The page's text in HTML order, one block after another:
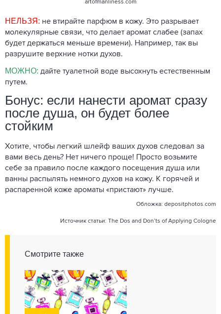
artofmanliness.com
НЕЛЬЗЯ: не втирайте парфюм в кожу. Это разрывает
молекулярные связи, что делает аромат слабее (запах
будет держаться меньше времени). Например, так вы
разрушите верхние нотки духов.
МОЖНО: дайте туалетной воде высохнуть естественным
путем.
Бонус: если нанести аромат сразу
после душа, он будет более
стойким
Хотите, чтобы легкий шлейф ваших духов следовал за
вами весь день? Нет ничего проще! Просто возьмите
себе за правило после каждого посещения душа или
ванны распылять немного духов на кожу. К горячей и
распаренной коже ароматы «пристают» лучше.
Обложка: depositphotos.com
Источник статьи: The Dos and Don’ts of Applying Cologne
Смотрите также